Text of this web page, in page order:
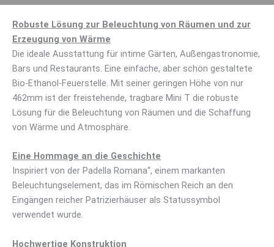
Robuste Lösung zur Beleuchtung von Räumen und zur
Erzeugung von Wärme
Die ideale Ausstattung für intime Gärten, Außengastronomie,
Bars und Restaurants. Eine einfache, aber schön gestaltete
Bio-Ethanol-Feuerstelle. Mit seiner geringen Höhe von nur
462mm ist der freistehende, tragbare Mini T die robuste
Lösung für die Beleuchtung von Räumen und die Schaffung
von Wärme und Atmosphäre.
Eine Hommage an die Geschichte
Inspiriert von der Padella Romana“, einem markanten
Beleuchtungselement, das im Römischen Reich an den
Eingängen reicher Patrizierhäuser als Statussymbol
verwendet wurde.
Hochwertige Konstruktion